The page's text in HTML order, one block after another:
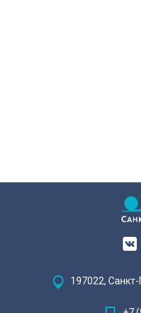
197022,